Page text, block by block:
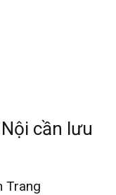
cần lưu
Trang